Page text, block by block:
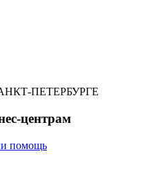
ПЕТЕРБУРГЕ
центрам
помощь